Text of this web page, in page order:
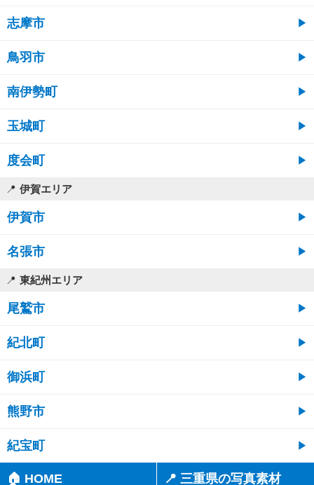
志摩市
鳥羽市
南伊勢町
玉城町
度会町
伊賀エリア
伊賀市
名張市
東紀州エリア
尾鷲市
紀北町
御浜町
熊野市
紀宝町
🏠 HOME 📍 三重県の写真素材